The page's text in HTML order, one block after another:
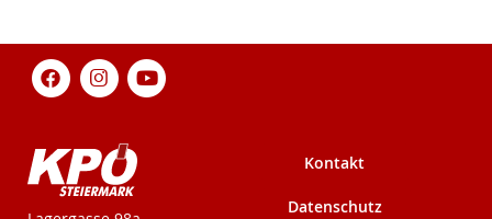
Kontakt
Datenschutz